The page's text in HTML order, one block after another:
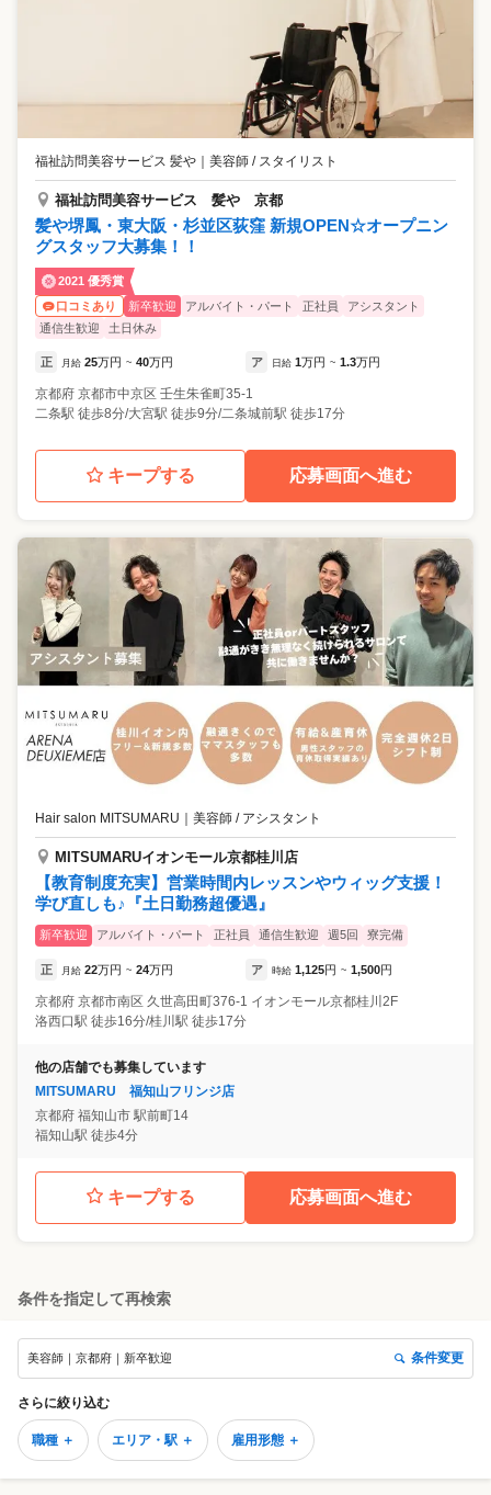
福祉訪問美容サービス 髪や 美容師 / スタイリスト
福祉訪問美容サービス 髪や 京都
髪や堺鳳・東大阪・杉並区荻窪 新規OPEN☆オープニン
グスタッフ大募集！！
2021 優秀賞
口コミあり
新卒歓迎 アルバイト・パート 正社員
アシスタント
通信生歓迎
土日休み
正 月給 25万円 ~ 40万円 ア 日給 1万円 ~ 1.3万円
京都府 京都市中京区 壬生朱雀町35-1
二条駅 徒歩8分/大宮駅 徒歩9分/二条城前駅 徒歩17分
キープする 応募画面へ進む
Hair salon MITSUMARU ｜ 美容師 / アシスタント
MITSUMARUイオンモール京都桂川店
【教育制度充実】営業時間内レッスンやウィッグ支援！
学び直しも♪『土日勤務超優遇』
新卒歓迎 アルバイト・パート 正社員 通信生歓迎 週5回 寮完備
正 月給 22万円 ~ 24万円 ア 時給 1,125円 ~ 1,500円
京都府 京都市南区 久世高田町376-1 イオンモール京都桂川2F
洛西口駅 徒歩16分/桂川駅 徒歩17分
他の店舗でも募集しています
MITSUMARU 福知山フリンジ店
京都府 福知山市 駅前町14
福知山駅 徒歩4分
キープする 応募画面へ進む
条件を指定して再検索
美容師｜京都府｜新卒歓迎 条件変更
さらに絞り込む
職種 ＋ エリア・駅 ＋ 雇用形態 ＋